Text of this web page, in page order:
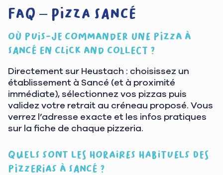
FAQ – Pizza Sancé
Où puis-je commander une pizza à
Sancé en click and collect ?
Directement sur Heustach : choisissez un
établissement à Sancé (et à proximité
immédiate), sélectionnez vos pizzas puis
validez votre retrait au créneau proposé. Vous
verrez l’adresse exacte et les infos pratiques
sur la fiche de chaque pizzeria.
Quels sont les horaires habituels des
pizzerias à Sancé ?